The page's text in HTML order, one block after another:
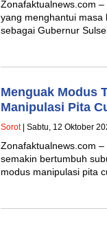
Zonafaktualnews.com
yang menghantui masa
sebagai Gubernur
Menguak Modus
Manipulasi Pita
Sorot| Sabtu, 12 Oktober
Zonafaktualnews.com
semakin bertumbuh
modus manipulasi pita